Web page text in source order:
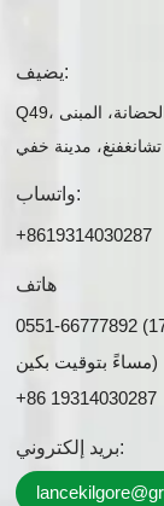
يضيف:
Q49، مركز الحضانة، المبنى S1، رقم 1 طريق منغي، مدينة شوانغدون،
مدينة خفي
واتساب:
+8619314030287
هاتف
0551-66777892 (أيام الأسبوع من الساعة 9:00 صباحًا إلى 17:00
مساءً بتوقيت بكين)
+86 19314030287
بريد إلكتروني: